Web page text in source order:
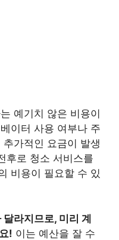
예기치 않은 비용이
이터 사용 여부나 주
가적인 요금이 발생
후로 청소 서비스를
비용이 필요할 수 있
라지므로, 미리 계
! 이는 예산을 잘 수